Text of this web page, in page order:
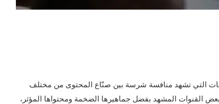
التي تشهد منافسة شرسة بين صنّاع المحتوى من مختلف
بعض القنوات المشهد بفضل جماهيرها الضخمة ومحتواها المؤثر،